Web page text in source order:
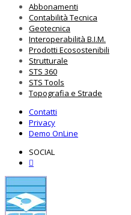
Abbonamenti
Contabilità Tecnica
Geotecnica
Interoperabilità B.I.M.
Prodotti Ecosostenibili
Strutturale
STS 360
STS Tools
Topografia e Strade
Contatti
Privacy
Demo OnLine
SOCIAL